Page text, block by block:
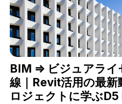
取扱製品
ソフトウェア
フォント
ハードウェア
ソフトウェアサポート
BOOK
刊行順
BIM ⇒ ビジュアライ
線｜Revit活用の最新
ロジェクトに学ぶ